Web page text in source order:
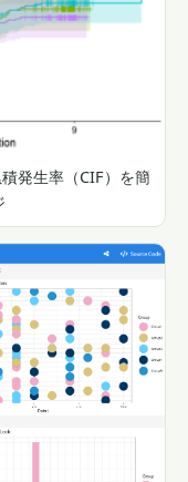
発生率（CIF）を簡